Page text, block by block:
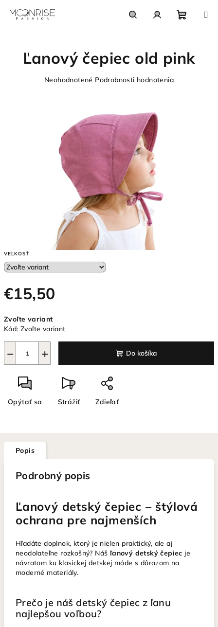
košík
VEĽKOSŤ
€15,50
cena:
Zvoľte variant
Kód: Zvoľte variant
+
− Do košíka
Opýtať sa Strážiť Zdieľať
Ľanový čepiec old pink
Priemerné
hviezdičiek.
Neohodnotené Podrobnosti hodnotenia
Popis
Podrobný popis
Ľanový detský čepiec – štýlová
ochrana pre najmenších
Hľadáte doplnok, ktorý je nielen praktický, ale aj
neodolateľne rozkošný? Náš ľanový detský čepiec je
návratom ku klasickej detskej móde s dôrazom na
moderné materiály.
Prečo je náš detský čepiec z ľanu
najlepšou voľbou?